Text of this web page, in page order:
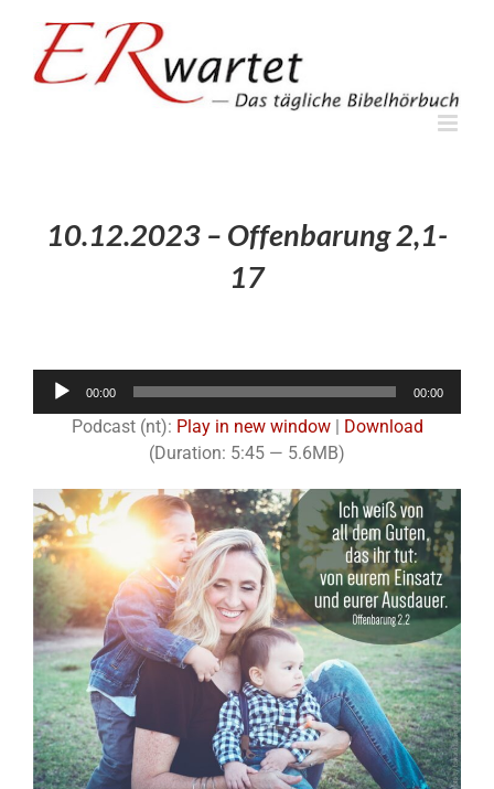
springen
10.12.2023 – Offenbarung 2,1-
17
00:00 00:00
Podcast (nt): Play in new window| Download
(Duration: 5:45 — 5.6MB)